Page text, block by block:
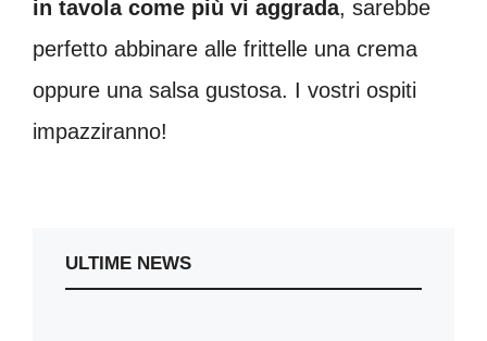
in tavola come più vi aggrada, sarebbe
perfetto abbinare alle frittelle una crema
oppure una salsa gustosa. I vostri ospiti
impazziranno!
ULTIME NEWS